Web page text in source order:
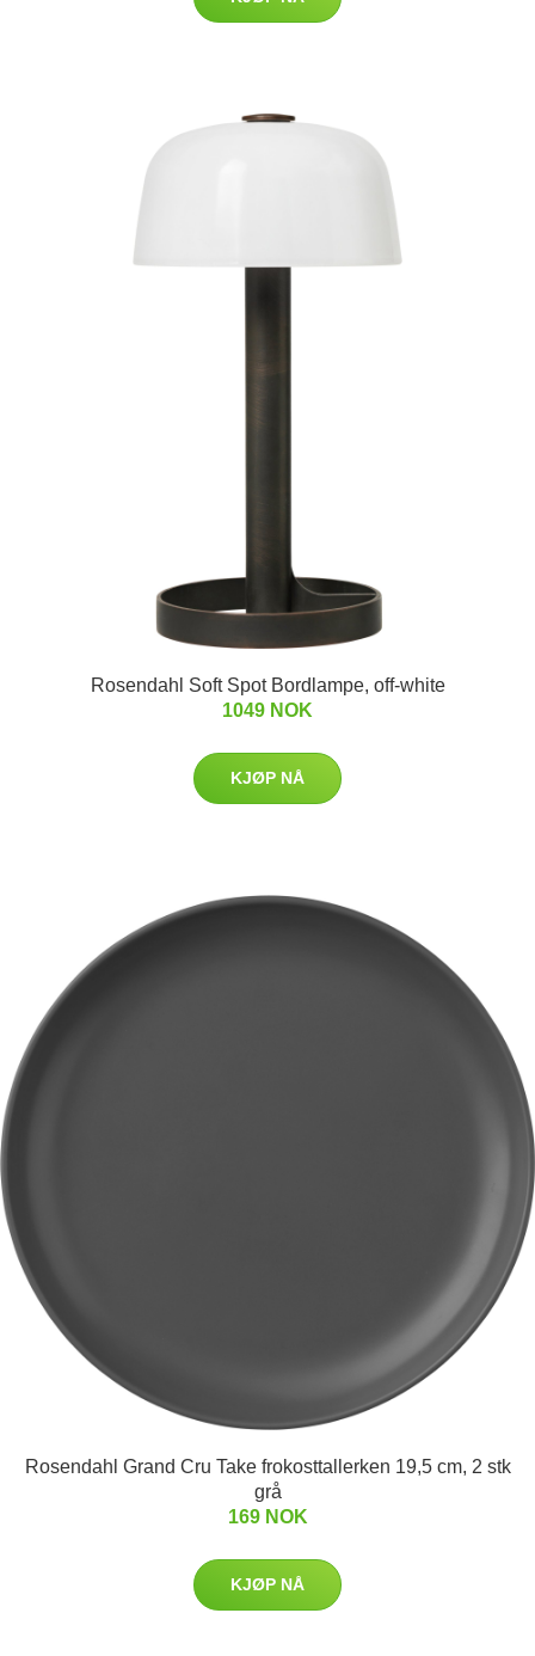
Rosendahl Soft Spot Bordlampe, off-white
1049 NOK
KJØP NÅ
Rosendahl Grand Cru Take frokosttallerken 19,5 cm, 2 stk
grå
169 NOK
KJØP NÅ